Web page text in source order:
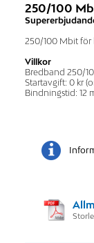
250/100
250/100 Mbit för
Villkor
Bredband 250/
Startavgift: 0 kr
Bindningstid: 12